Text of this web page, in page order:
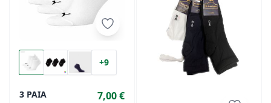
+9
3 PAIA
7,00 €